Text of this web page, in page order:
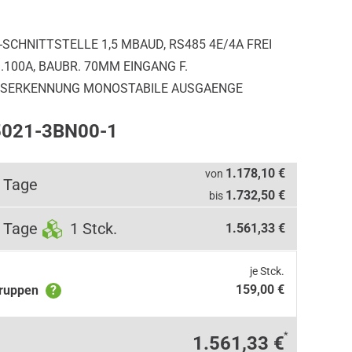
1,5 MBAUD, RS485 4E/4A FREI
BAUBR. 70MM EINGANG F.
MONOSTABILE AUSGAENGE
3BN00-1
von 1.178,10 €
bis 1.732,50 €
1 Stck. 1.561,33 €
?
je Stck.
159,00 €
1.561,33 €*